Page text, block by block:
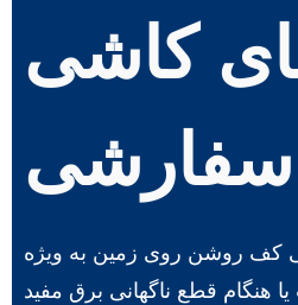
کاشی
کف روشن روی زمین به ویژه
هنگام قطع ناگهانی برق مفید